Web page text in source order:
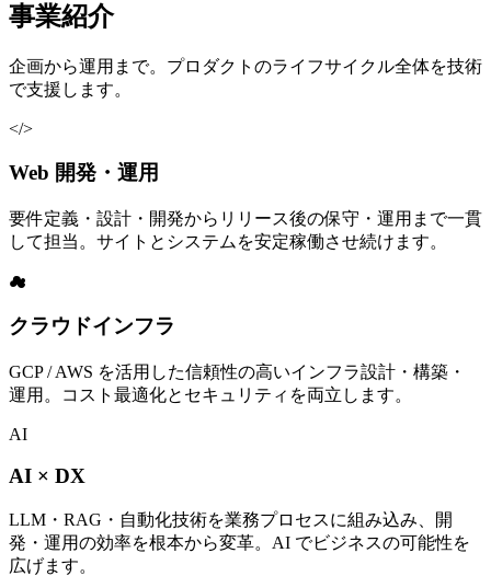
事業紹介
企画から運用まで。プロダクトのライフサイクル全体を技術
で支援します。
</>
Web 開発・運用
要件定義・設計・開発からリリース後の保守・運用まで一貫
して担当。サイトとシステムを安定稼働させ続けます。
☁
クラウドインフラ
GCP / AWS を活用した信頼性の高いインフラ設計・構築・
運用。コスト最適化とセキュリティを両立します。
AI
AI × DX
LLM・RAG・自動化技術を業務プロセスに組み込み、開
発・運用の効率を根本から変革。AI でビジネスの可能性を
広げます。